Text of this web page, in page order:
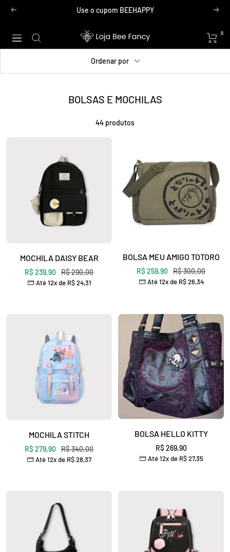
Pular
conteúdo
Anterior Use o cupom BEEHAPPY
Navegação
Loja
Bee
Fancy
0
Ordenar por
BOLSAS E MOCHILAS
44 produtos
MOCHILA DAISY BEAR
Preço
promocional
R$ 239,90 Preço
normal
R$ 290,00
Até 12x de R$ 24,31
BOLSA MEU AMIGO TOTORO
Preço
promocional
R$ 259,90 Preço
normal
R$ 300,00
Até 12x de R$ 26,34
MOCHILA STITCH
Preço
promocional
R$ 279,90 Preço
normal
R$ 340,00
Até 12x de R$ 28,37
BOLSA HELLO KITTY
Preço
promocional
R$ 269,90
Até 12x de R$ 27,35